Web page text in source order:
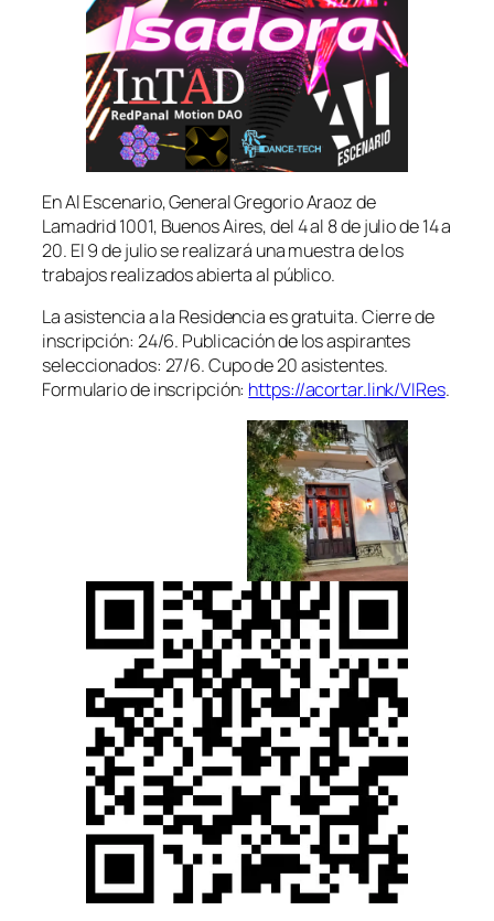
En Al Escenario, General Gregorio Araoz de
Lamadrid 1001, Buenos Aires, del 4 al 8 de julio de 14 a
20. El 9 de julio se realizará una muestra de los
trabajos realizados abierta al público.
La asistencia a la Residencia es gratuita. Cierre de
inscripción: 24/6. Publicación de los aspirantes
seleccionados: 27/6. Cupo de 20 asistentes.
Formulario de inscripción: https://acortar.link/VIRes.